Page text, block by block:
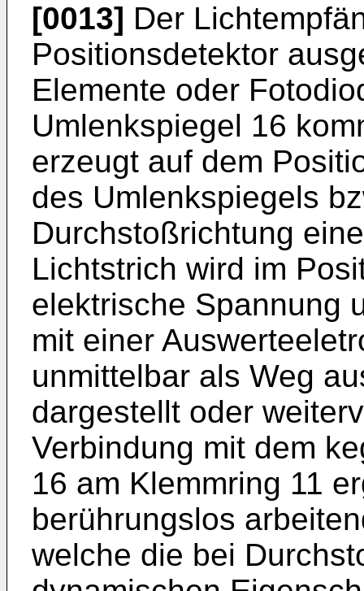
[0013] Der
Positionsdetektor
Elemente oder
Umlenkspiegel 16
erzeugt auf dem
des Umlenkspiegels
Durchstoßrichtung
Lichtstrich wird im
elektrische Spannung
mit einer
unmittelbar als Weg
dargestellt oder
Verbindung mit dem
16 am Klemmring 11
berührungslos
welche die bei